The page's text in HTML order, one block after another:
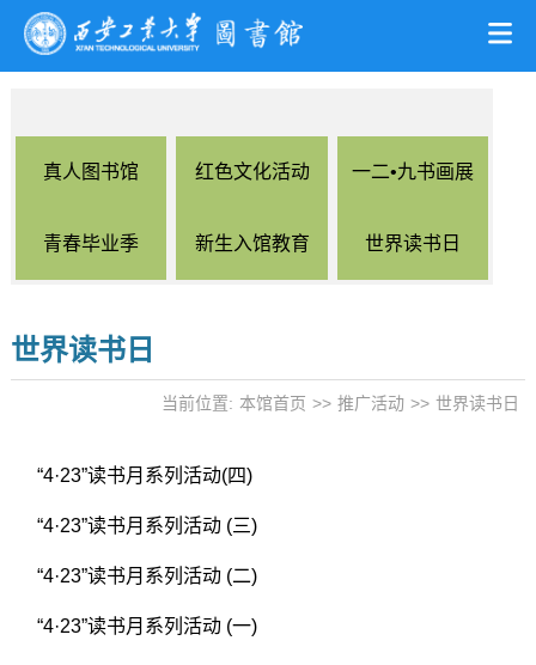
真人图书馆 红色文化活动 一二•九书画展
青春毕业季 新生入馆教育 世界读书日
世界读书日
当前位置: 本馆首页 >> 推广活动 >> 世界读书日
“4·23”读书月系列活动(四)
“4·23”读书月系列活动 (三)
“4·23”读书月系列活动 (二)
“4·23”读书月系列活动 (一)